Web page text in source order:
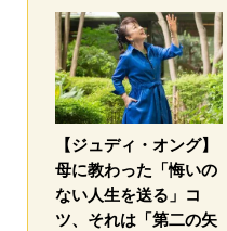
【ジュディ・オング】
母に教わった「悔いの
ない人生を送る」コ
ツ、それは「第二の矢